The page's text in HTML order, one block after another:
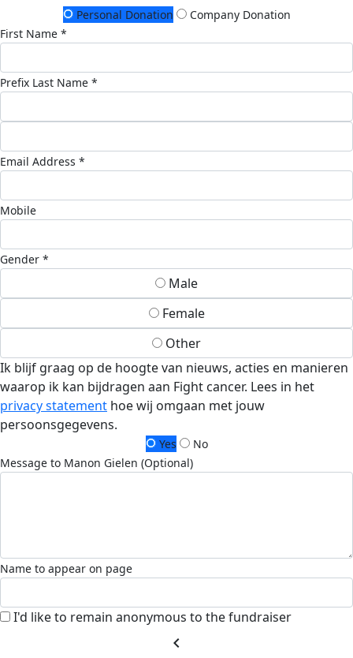
Personal Donation
Company Donation
First Name *
Prefix Last Name *
Email Address *
Mobile
Gender *
Male
Female
Other
Ik blijf graag op de hoogte van nieuws, acties en manieren
waarop ik kan bijdragen aan Fight cancer. Lees in het
privacy statement hoe wij omgaan met jouw
persoonsgegevens.
Yes
No
Message to Manon Gielen (Optional)
Name to appear on page
I'd like to remain anonymous to the fundraiser
chevron_left